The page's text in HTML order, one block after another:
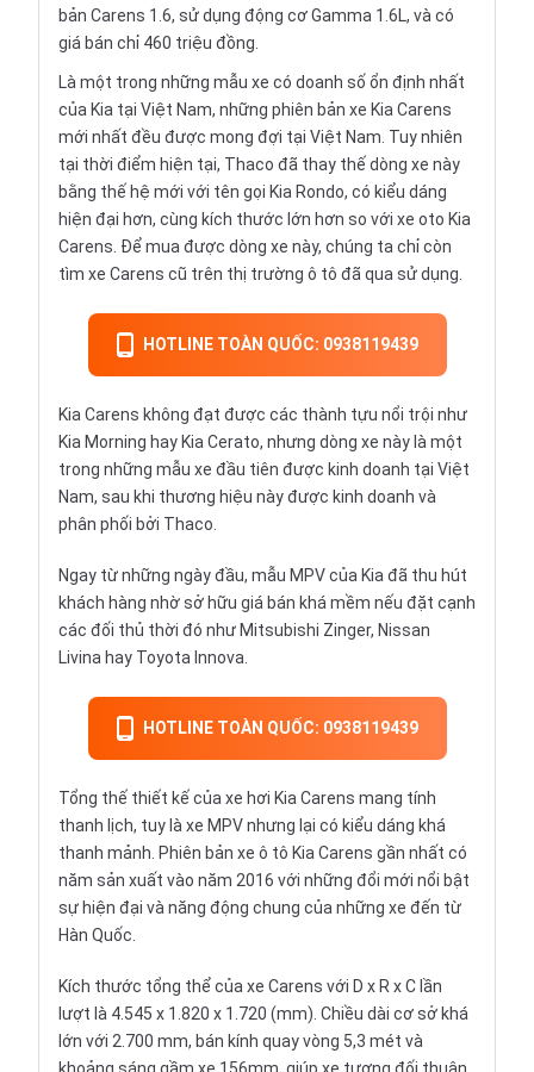
bản Carens 1.6, sử dụng động cơ Gamma 1.6L, và có
giá bán chỉ 460 triệu đồng.
Là một trong những mẫu xe có doanh số ổn định nhất
của Kia tại Việt Nam, những phiên bản xe Kia Carens
mới nhất đều được mong đợi tại Việt Nam. Tuy nhiên
tại thời điểm hiện tại, Thaco đã thay thế dòng xe này
bằng thế hệ mới với tên gọi Kia Rondo, có kiểu dáng
hiện đại hơn, cùng kích thước lớn hơn so với xe oto Kia
Carens. Để mua được dòng xe này, chúng ta chỉ còn
tìm xe Carens cũ trên thị trường ô tô đã qua sử dụng.
HOTLINE TOÀN QUỐC: 0938119439
Kia Carens không đạt được các thành tựu nổi trội như
Kia Morning hay Kia Cerato, nhưng dòng xe này là một
trong những mẫu xe đầu tiên được kinh doanh tại Việt
Nam, sau khi thương hiệu này được kinh doanh và
phân phối bởi Thaco.
Ngay từ những ngày đầu, mẫu MPV của Kia đã thu hút
khách hàng nhờ sở hữu giá bán khá mềm nếu đặt cạnh
các đối thủ thời đó như Mitsubishi Zinger, Nissan
Livina hay Toyota Innova
HOTLINE TOÀN QUỐC: 0938119439
Tổng thế thiết kế của xe hơi Kia Carens mang tính
thanh lịch, tuy là xe MPVnhưng lại có kiểu dáng khá
thanh mảnh. Phiên bản xe ô tô Kia Carens gần nhất có
năm sản xuất vào năm 2016 với những đổi mới nổi bật
sự hiện đại và năng động chung của những xe đến từ
Hàn Quốc.
Kích thước tổng thể của xe Carens với D x R x C lần
lượt là 4.545 x 1.820 x 1.720 (mm). Chiều dài cơ sở khá
lớn với 2.700 mm, bán kính quay vòng 5,3 mét và